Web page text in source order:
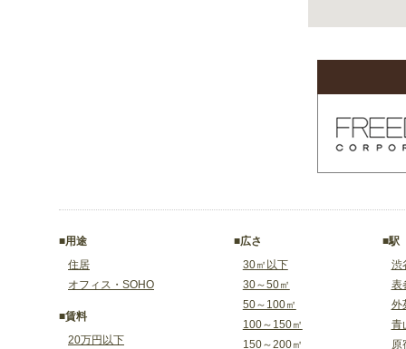
■用途
住居
オフィス・SOHO
■賃料
20万円以下
■広さ
30㎡以下
30～50㎡
50～100㎡
100～150㎡
150～200㎡
■駅
渋
表
外
青
原